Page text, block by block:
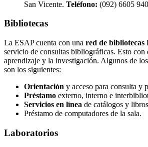
San Vicente. Teléfono: (092) 6605 940
Bibliotecas
La ESAP cuenta con una red de bibliotecas
servicio de consultas bibliográficas. Esto con
aprendizaje y la investigación. Algunos de
son los siguientes:
Orientación y acceso para consulta y
Préstamo externo, interno e
Servicios en línea de catálogos y
Préstamo de computadores de la sala.
Laboratorios